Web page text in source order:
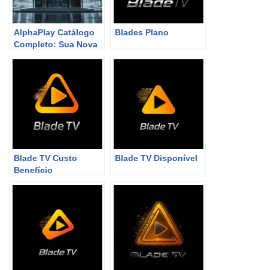
AlphaPlay Catálogo
Completo: Sua Nova
Blades Plano
Blade TV Custo
Benefício
Blade TV Disponível